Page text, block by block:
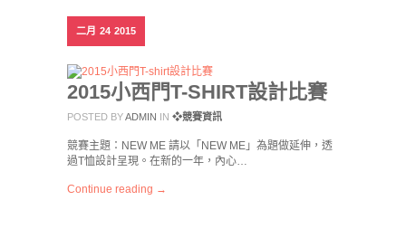
二月 24 2015
2015小西門T-SHIRT設計比賽
POSTED BYADMIN IN ❖競賽資訊
競賽主題：NEW ME 請以「NEW ME」為題做延伸，透
過T恤設計呈現。在新的一年，內心…
Continue reading →